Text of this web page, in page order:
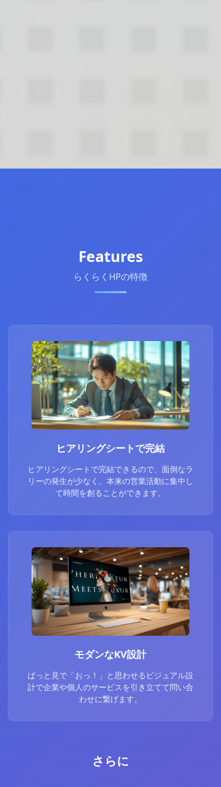
Features
らくらくHPの特徴
ヒアリングシートで完結
ヒアリングシートで完結できるので、面倒なラ
リーの発生が少なく、本来の営業活動に集中し
て時間を創ることができます。
モダンなKV設計
ぱっと見で「おっ！」と思わせるビジュアル設
計で企業や個人のサービスを引き立てて問い合
わせに繋げます。
さらに